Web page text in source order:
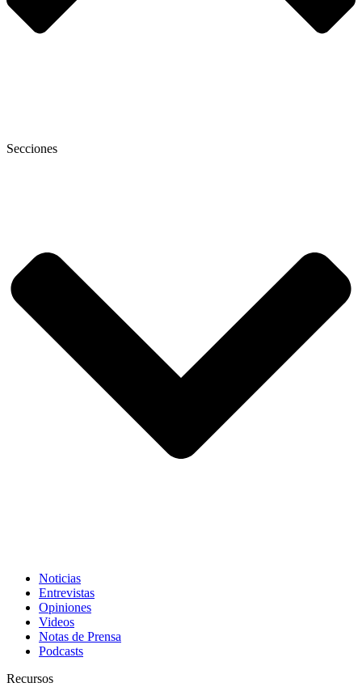
Secciones
Noticias
Entrevistas
Opiniones
Videos
Notas de Prensa
Podcasts
Recursos